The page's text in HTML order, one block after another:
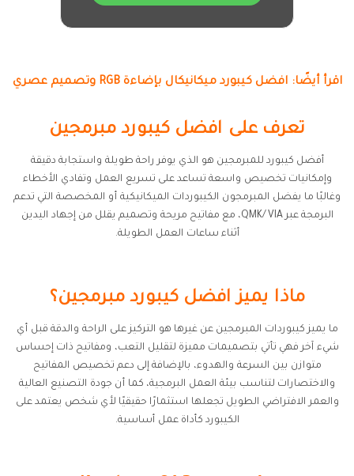
اقرأ أيضًا: افضل كيبورد ميكانيكال بإضاءة RGB وتصميم عصري
تعرف على افضل كيبورد مبرمجين
أفضل كيبورد للمبرمجين هو الذي يوفر راحة طويلة واستجابة دقيقة
وإمكانيات تخصيص واسعة تساعد على تسريع العمل وتفادي الأخطاء
وغالبًا ما يفضل المبرمجون الكيبوردات الميكانيكية أو المخصصة التي تدعم
البرمجة عبر QMK/VIA، مع مفاتيح مريحة وتصميم يقلل من إجهاد اليدين
أثناء ساعات العمل الطويلة.
ماذا يميز افضل كيبورد مبرمجين؟
ما يميز كيبوردات المبرمجين عن غيرها هو التركيز على الراحة والدقة قبل أي
شيء آخر فهي تأتي بتصميمات مميزة لتقليل التعب، ومفاتيح ذات إحساس
متوازن بين السرعة والهدوء، بالإضافة إلى دعم تخصيص المفاتيح
والاختصارات لتناسب بيئة العمل البرمجية، كما أن جودة التصنيع العالية
والعمر الافتراضي الطويل تجعلها استثمارًا حقيقيًا لأي شخص يعتمد على
الكيبورد كأداة عمل أساسية.